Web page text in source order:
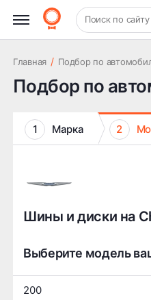
+7 (831) 261-35-35Поиск по сайту
Главная / Подбор по
Подбор по
1 Марка 2
Шины и диски на
Выберите модель
200